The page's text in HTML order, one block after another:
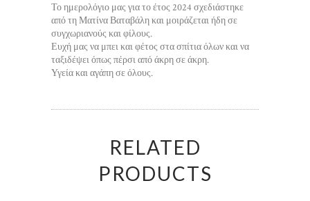
Το ημερολόγιο μας για το έτος 2024 σχεδιάστηκε
από τη Ματίνα Βαταβάλη και μοιράζεται ήδη σε
συγχωριανούς και φίλους.
Ευχή μας να μπει και φέτος στα σπίτια όλων και να
ταξιδέψει όπως πέρσι από άκρη σε άκρη.
Υγεία και αγάπη σε όλους.
RELATED
PRODUCTS